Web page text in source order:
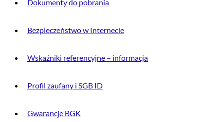
Dokumenty do pobrania
Bezpieczeństwo w Internecie
Wskaźniki referencyjne – informacja
Profil zaufany i SGB ID
Gwarancje BGK